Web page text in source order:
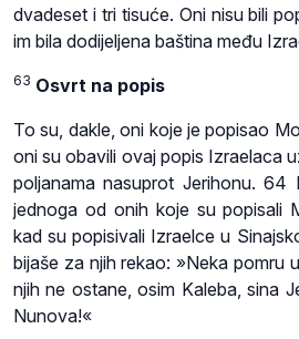
dvadeset i tri tisuće. Oni nisu bili
im bila dodijeljena baština među
63 Osvrt na popis
To su, dakle, oni koje je popisao
oni su obavili ovaj popis Izraelaca
poljanama nasuprot Jerihonu. 64
jednoga od onih koje su popisali
kad su popisivali Izraelce u
bijaše za njih rekao: »Neka pomru
njih ne ostane, osim Kaleba, sina
Nunova!«